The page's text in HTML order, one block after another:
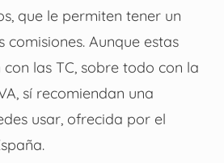
que le permiten tener un
comisiones. Aunque estas
las TC, sobre todo con la
sí recomiendan una
usar, ofrecida por el